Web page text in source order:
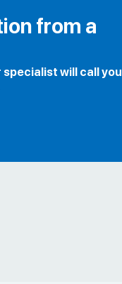
from a
specialist will call you